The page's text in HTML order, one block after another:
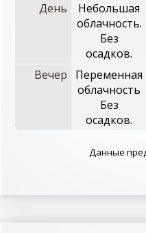
День
Небольшая
облачность.
Без
осадков.
Вечер
Переменная
облачность
Без
осадков.
Данные